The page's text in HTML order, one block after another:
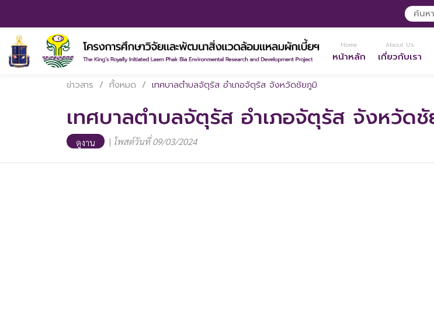
Home
หน้าหลัก
About Us
เกี่ยวกับเรา
ข่าวสาร / ทั้งหมด / เทศบาลตำบลจัตุรัส อำเภอจัตุรัส จังหวัดชัยภูมิ
เทศบาลตำบลจัตุรัส อำเภอจัตุรัส จังหวัด
ดูงาน | โพสต์วันที่ 09/03/2024